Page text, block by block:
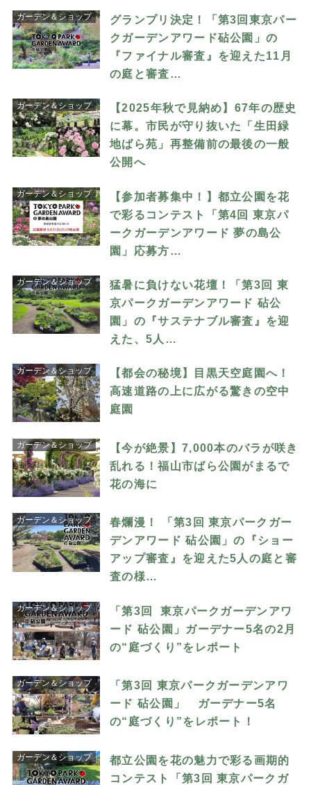
ガーデン＆ショップ
グランプリ決定！「第3回東京パー
クガーデンアワード砧公園」の
『ファイナル審査』を迎えた11月
の庭と審査…
ガーデン＆ショップ
【2025年秋で見納め】67年の歴史
に幕。市民が守り抜いた「生田緑
地ばら苑」再整備前の最後の一般
公開へ
ガーデン＆ショップ
【参加者募集中！】都立公園を花
で彩るコンテスト「第4回 東京パ
ークガーデンアワード 夢の島公
園」応募方…
ガーデン＆ショップ
猛暑に負けない花壇！「第3回 東
京パークガーデンアワード 砧公
園」の『サステナブル審査』を迎
えた、5人…
ガーデン＆ショップ
【都会の秘境】目黒天空庭園へ！
高速道路の上に広がる驚きの空中
庭園
ガーデン＆ショップ
【今が絶景】7,000本のバラが咲き
乱れる！福山市ばら公園がまるで
花の海に
ガーデン＆ショップ
春爛漫！ 「第3回 東京パークガー
デンアワード 砧公園」の『ショー
アップ審査』を迎えた5人の庭と審
査の様…
ガーデン＆ショップ
「第3回 東京パークガーデンアワ
ード 砧公園」ガーデナー5名の2月
の“庭づくり”をレポート
ガーデン＆ショップ
「第3回 東京パークガーデンアワ
ード 砧公園」 ガーデナー5名
の“庭づくり”をレポート！
ガーデン＆ショップ
都立公園を花の魅力で彩る画期的
コンテスト「第3回 東京パークガ